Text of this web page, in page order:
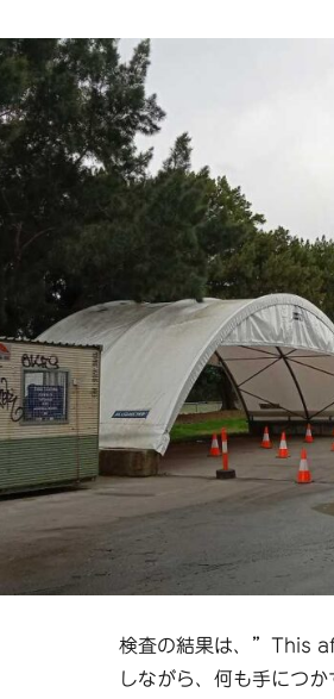
検査の結果は、”This
しながら、何も手につ